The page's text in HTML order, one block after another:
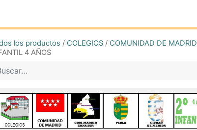
los productos / COLEGIOS / COMUNIDAD DE MADRID
4 AÑOS